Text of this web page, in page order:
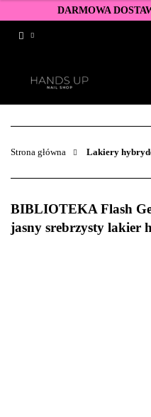
DARMOWA
Strona główna Lakiery
BIBLIOTEKA Flash
jasny srebrzysty lakier